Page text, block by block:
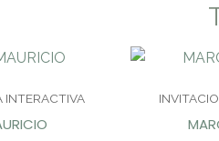
INTERACTIVA